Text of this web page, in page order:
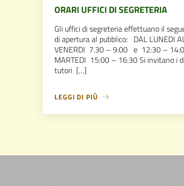
ORARI UFFICI DI SEGRETERIA
Gli uffici di segreteria effettuano il
di apertura al pubblico: DAL LUNEDI
VENERDI 7.30 – 9:00 e 12:30 –
MARTEDI 15:00 – 16:30 Si invitano i
tutori […]
LEGGI DI PIÙ